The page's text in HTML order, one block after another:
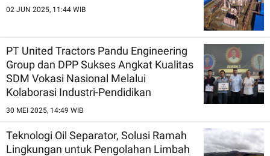
02 JUN 2025, 11:44 WIB
PT United Tractors Pandu Engineering
Group dan DPP Sukses Angkat Kualitas
SDM Vokasi Nasional Melalui
Kolaborasi Industri-Pendidikan
30 MEI 2025, 14:49 WIB
Teknologi Oil Separator, Solusi Ramah
Lingkungan untuk Pengolahan Limbah